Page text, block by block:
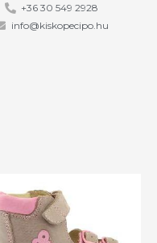
+36 30 549 2928
info@kiskopecipo.hu
több